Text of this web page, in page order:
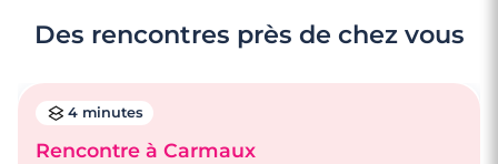
Des rencontres près de chez vous
4 minutes
Rencontre à Carmaux